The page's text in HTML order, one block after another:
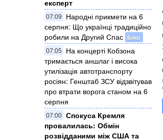
експерт
07:09
Народні прикмети на 6
серпня: Що українці традиційно
робили на Другий Спас Блог
07:05
На концерті Кобзона
тримається аншлаг і висока
утилізація автотранспорту
росіян: Генштаб ЗСУ відзвітував
про втрати ворога станом на 6
серпня
07:00 Спокуса Кремля
провалилась: Обмін
розвідданими між США та